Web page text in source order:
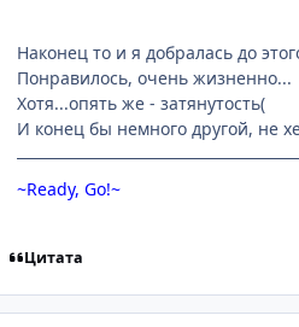
Наконец то и я добралась до
Понравилось, очень жизненно...
Хотя...опять же - затянутость(
И конец бы немного другой, не
~Ready, Go!~
Цитата